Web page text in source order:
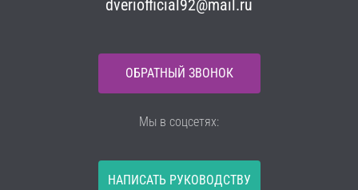
dveriofficial92@mail.ru
ОБРАТНЫЙ ЗВОНОК
НАПИСАТЬ РУКОВОДСТВУ
Мы в соцсетях: